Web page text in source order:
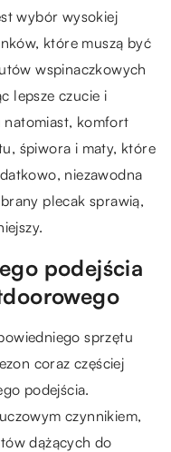
wybór wysokiej
które muszą być
wspinaczkowych
lepsze czucie i
natomiast, komfort
śpiwora i maty, które
niezawodna
plecak sprawią,
podejścia
sprzętu
coraz częściej
podejścia.
czynnikiem,
dążących do